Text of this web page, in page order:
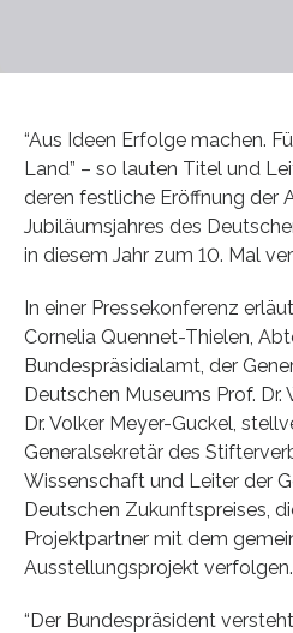
“Aus Ideen Erfolge machen.
Land” – so lauten Titel und
deren festliche Eröffnung der
Jubiläumsjahres des
in diesem Jahr zum 10. Mal
In einer Pressekonferenz
Cornelia Quennet-Thielen,
Bundespräsidialamt, der
Deutschen Museums Prof.
Dr. Volker Meyer-Guckel,
Generalsekretär des
Wissenschaft und Leiter der
Deutschen Zukunftspreises,
Projektpartner mit dem
Ausstellungsprojekt verfolgen.
“Der Bundespräsident